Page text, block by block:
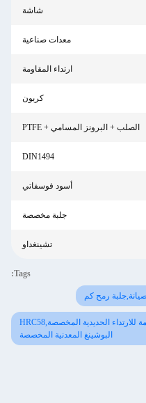
شاشة
معدات صناعية
ارتداء المقاومة
كربون
الصلب + البرونز المسامي + PTFE
DIN1494
أسود فوسفاتي
جلبة مخصصة
تشينغداو
Tags:
رمح كم
HRC58 غطاء الفولاذ المخصص,المقاومة للارتداء الحديدية المخصصة,HRC58
البوشينغ المعدنية المخصصة